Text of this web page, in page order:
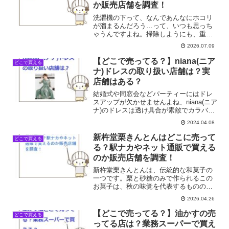
か販売店舗を調査！
洗濯機の下って、なんであんなにホコリ
が溜まるんだろう…って、いつも思っち
ゃうんですよね。掃除しようにも、重た
い洗濯機を動かすのは一苦労だし、排水
ホースが潰れてないか心配になったり。
SNSで「かさ上げ台」なるものを見かけ
て、「これだ！」って思...
2026.07.09
どこで買える
【どこで売ってる？】niana(ニア
ナ)ドレスの取り扱い店舗は？実
店舗はある？
結婚式や同窓会などパーティーにはドレ
スアップが欠かせませんよね、niana(ニア
ナ)のドレスは透け具合が素敵でカラバリ
も多いので、人気が集まっています。
niana(ニアナ)ドレスはどこで売ってる？
取り扱い店舗は？実店舗はあるの？そこ
で今回は...
2024.04.08
どこで買える
新杵堂栗きんとんはどこに売って
る？駅ナカやネット通販で買える
のか販売店舗を調査！
新杵堂栗きんとんは、伝統的な和菓子の
一つです。栗と砂糖のみで作られるこの
お菓子は、秋の味覚を代表するものの一
つです。では、新杵堂栗きんとんはどこ
で手に入るのでしょうか。新杵堂栗きん
とんが買える店舗一覧店舗名販売状況楽
天市場◎Yahoo!ショ...
2026.04.26
どこで買える
【どこで売ってる？】油かすの売
ってる店は？業務スーパーで買え